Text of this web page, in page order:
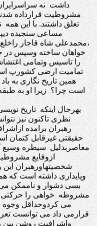
داشت نه
مشروطیت قرارداده
تعلق داشتند. با این
مساعی سنجیده
،محمدعلی شاه قاجار
خواهان ساخته وسپس در
را تاسیس وتمامی
تمامیت ارضی کشورپ
همین تاریخ نگاری به
است چرا؟ زیرا او به
بهرحال اینکه تاریخ
نظری تاکنون نیز
رهبران برامده
حقیقتی غیرقابل کتمان
معاصربدلیل سیطره
ازوقایع
شخصیتهاورهبران این
وپایداری داشته است که
بسی دشوار و ناممکن می
مشروطه خواهی را حرکتی
می کردوحداقل وجوه
قرارمی داد می توانست
واشرافیت روشن بین